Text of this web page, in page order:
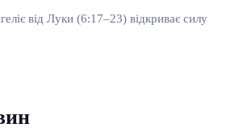
від Луки (6:17–23) відкриває силу